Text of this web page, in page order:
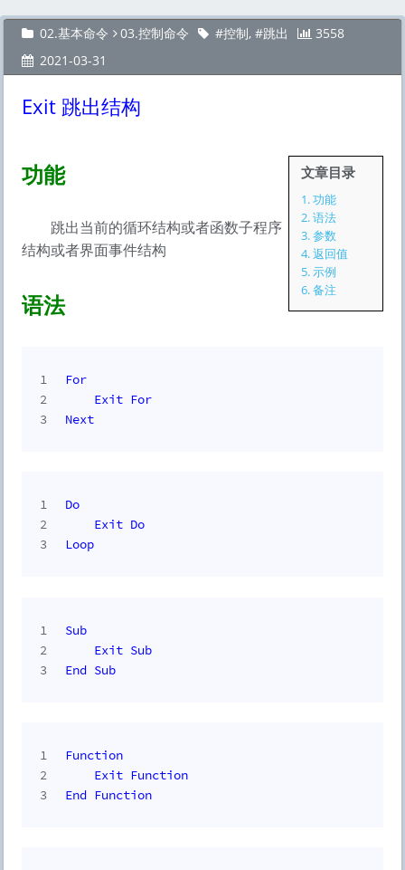
02.基本命令 03.控制命令 控制,
跳出
2021-03-31
3558
Exit 跳出结构
文章目录
1.功能
2.语法
3.参数
4.返回值
5.示例
6.备注
功能
跳出当前的循环结构或者函数子程序
结构或者界面事件结构
语法
1
2
3
For
Exit For
Next
1
2
3
Do
Exit Do
Loop
1
2
3
Sub
Exit Sub
End Sub
1
2
3
Function
Exit Function
End Function